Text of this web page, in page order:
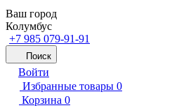
Ваш город
Колумбус
+7 985 079-91-91
Поиск
Войти
Избранные товары 0
Корзина 0